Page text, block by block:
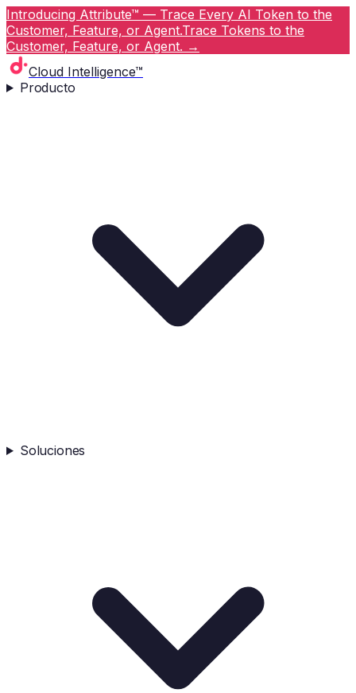
Introducing Attribute™ — Trace Every AI Token to the
Customer, Feature, or Agent.Trace Tokens to the
Customer, Feature, or Agent. →
Cloud Intelligence™
Producto
Soluciones